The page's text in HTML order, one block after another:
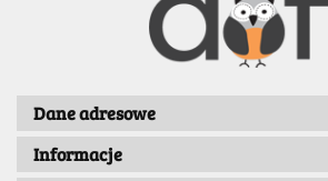
BENASSI/GALGI
Dane adresowe
Informacje